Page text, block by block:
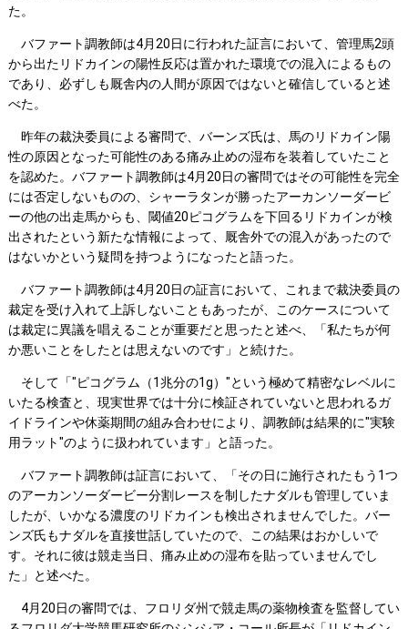
た。
バファート調教師は4月20日に行われた証言において、管理馬2頭
から出たリドカインの陽性反応は置かれた環境での混入によるもの
であり、必ずしも厩舎内の人間が原因ではないと確信していると述
べた。
昨年の裁決委員による審問で、バーンズ氏は、馬のリドカイン陽
性の原因となった可能性のある痛み止めの湿布を装着していたこと
を認めた。バファート調教師は4月20日の審問ではその可能性を完全
には否定しないものの、シャーラタンが勝ったアーカンソーダービ
ーの他の出走馬からも、閾値20ピコグラムを下回るリドカインが検
出されたという新たな情報によって、厩舎外での混入があったので
はないかという疑問を持つようになったと語った。
バファート調教師は4月20日の証言において、これまで裁決委員の
裁定を受け入れて上訴しないこともあったが、このケースについて
は裁定に異議を唱えることが重要だと思ったと述べ、「私たちが何
か悪いことをしたとは思えないのです」と続けた。
そして「"ピコグラム（1兆分の1g）"という極めて精密なレベルに
いたる検査と、現実世界では十分に検証されていないと思われるガ
イドラインや休薬期間の組み合わせにより、調教師は結果的に"実験
用ラット"のように扱われています」と語った。
バファート調教師は証言において、「その日に施行されたもう1つ
のアーカンソーダービー分割レースを制したナダルも管理していま
したが、いかなる濃度のリドカインも検出されませんでした。バー
ンズ氏もナダルを直接世話していたので、この結果はおかしいで
す。それに彼は競走当日、痛み止めの湿布を貼っていませんでし
た」と述べた。
4月20日の審問では、フロリダ州で競走馬の薬物検査を監督してい